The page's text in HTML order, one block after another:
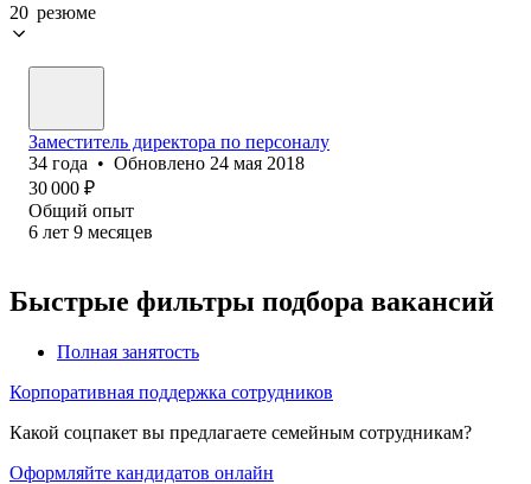
20 резюме
Заместитель директора по персоналу
34 года • Обновлено 24 мая 2018
30 000 ₽
Общий опыт
6 лет 9 месяцев
Быстрые фильтры подбора вакансий
Полная занятость
Корпоративная поддержка сотрудников
Какой соцпакет вы предлагаете семейным сотрудникам?
Оформляйте кандидатов онлайн